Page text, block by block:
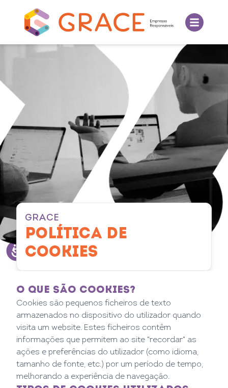
GRACE
POLÍTICA DE
COOKIES
O QUE SÃO COOKIES?
Cookies são pequenos ficheiros de texto
armazenados no dispositivo do utilizador quando
visita um website. Estes ficheiros contêm
informações que permitem ao site "recordar" as
ações e preferências do utilizador (como idioma,
tamanho de fonte, etc.) por um período de tempo,
melhorando a experiência de navegação.